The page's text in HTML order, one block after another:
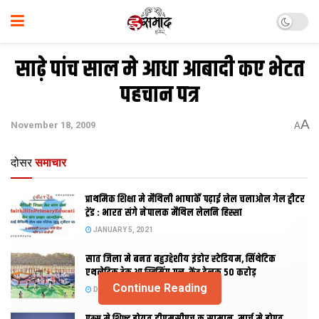
साढ़े पांच साल मे आधा आबादी कए भेटत
पहचान पत्र
November 18, 2009 AA
दोसर समाचार
प्राथमिक शि‍क्षा मे मैथि‍ली भाषाकेँ पढ़ाई लेल चलाओल गेल ट्वीटर
ट्रेंड : भारत संगे नेपालक मैथिल लेलनि हिस्सा
JANUARY 5, 2021
सात जिला मे बनत बहुउद्देशीय इंडोर स्‍टेडि‍यम, सिंथेटिक
एथलेटिक ट्रेक आ स्विमिंग पुल, केंद्र देलक 50 करोड़
DECEMBER 26, 2020
Continue Reading